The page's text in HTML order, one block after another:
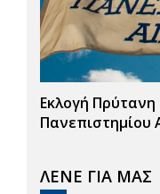
Εκλογή
Πανεπιστημίου
ΛΕΝΕ ΓΙΑ ΜΑΣ